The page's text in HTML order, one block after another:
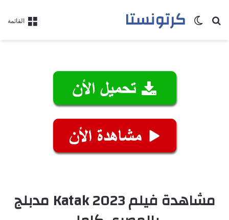
القائمة كرتونستابحث عنالوضع المظلم
مشاهدة فيلم Katak 2023 مدبلج